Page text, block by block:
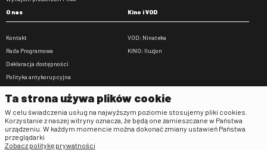
O nas
Kontakt
Rada Programowa
Deklaracja dostępności
Polityka antykorupcyjna
Zamówienia publiczne
Praca w FINA
Kino i VOD
VOD: Ninateka
KINO: Iluzjon
Regulaminy
Ta strona używa plików cookie
W celu świadczenia usług na najwyższym poziomie stosujemy pliki cookies.
Korzystanie z naszej witryny oznacza, że będą one zamieszczane w Państwa
urządzeniu. W każdym momencie można dokonać zmiany ustawień Państwa
przeglądarki
Zobacz politykę prywatności